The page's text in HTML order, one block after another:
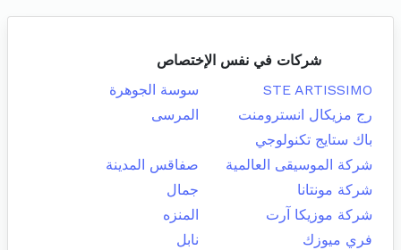
شركات في نفس الإختصاص
STE ARTISSIMO
سوسة الجوهرة
رج مزيكال انسترومنت
المرسى
باك ستايج تكنولوجي
شركة الموسيقى العالمية
صفاقس المدينة
شركة مونتانا
جمال
شركة موزيكا آرت
المنزه
فري ميوزك
نابل